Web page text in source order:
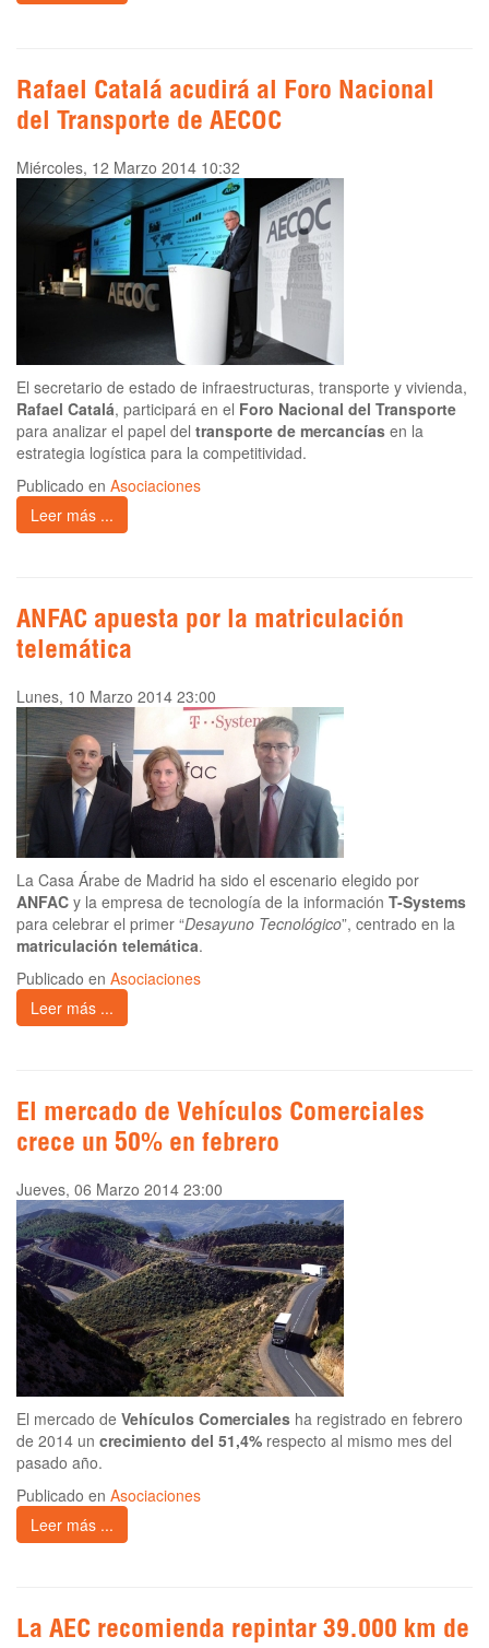
Rafael Catalá acudirá al Foro Nacional
del Transporte de AECOC
Miércoles, 12 Marzo 2014 10:32
El secretario de estado de infraestructuras, transporte y vivienda,
Rafael Catalá, participará en el Foro Nacional del Transporte
para analizar el papel del transporte de mercancías en la
estrategia logística para la competitividad.
Publicado en Asociaciones
Leer más ...
ANFAC apuesta por la matriculación
telemática
Lunes, 10 Marzo 2014 23:00
La Casa Árabe de Madrid ha sido el escenario elegido por
ANFAC y la empresa de tecnología de la información T-Systems
para celebrar el primer “Desayuno Tecnológico”, centrado en la
matriculación telemática.
Publicado en Asociaciones
Leer más ...
El mercado de Vehículos Comerciales
crece un 50% en febrero
Jueves, 06 Marzo 2014 23:00
El mercado de Vehículos Comerciales ha registrado en febrero
de 2014 un crecimiento del 51,4% respecto al mismo mes del
pasado año.
Publicado en Asociaciones
Leer más ...
La AEC recomienda repintar 39.000 km de